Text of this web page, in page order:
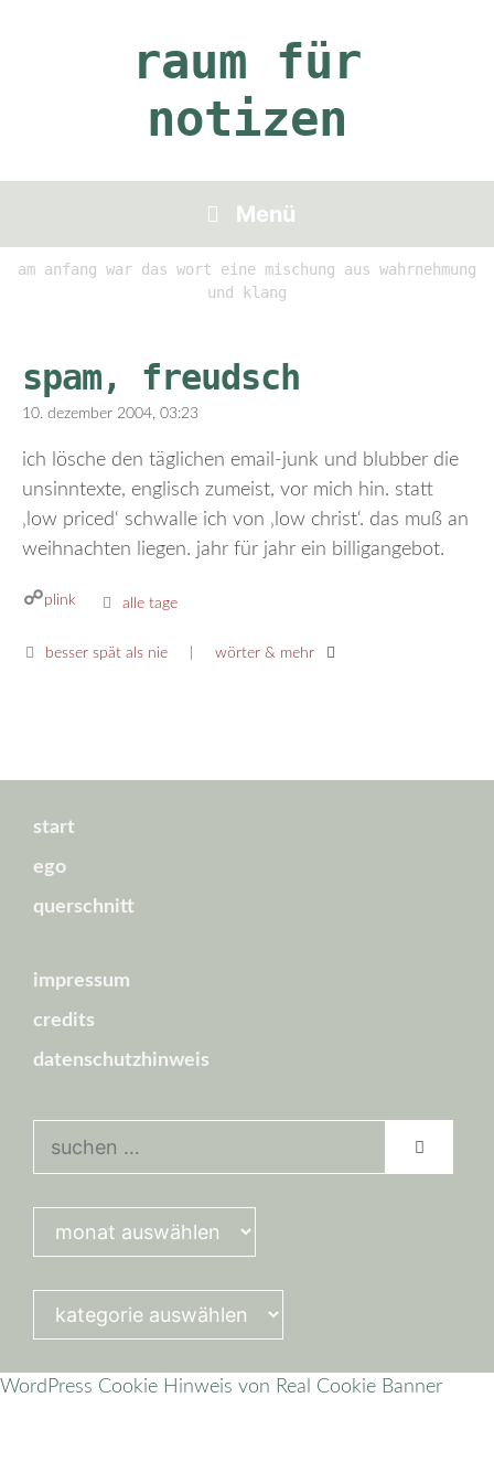
raum für
notizen
Menü
am anfang war das wort eine mischung aus wahrnehmung
und klang
spam, freudsch
10. dezember 2004, 03:23
ich lösche den täglichen email-junk und blubber die
unsinntexte, englisch zumeist, vor mich hin. statt
‚low priced‘ schwalle ich von ‚low christ‘. das muß an
weihnachten liegen. jahr für jahr ein billigangebot.
plink kategorien
alle tage
besser spät als nie wörter & mehr
start
ego
querschnitt
impressum
credits
datenschutzhinweis
kategorien
WordPress Cookie Hinweis von Real Cookie Banner